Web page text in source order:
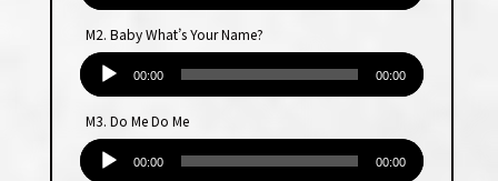
レー
ヤー
M2. Baby What’s Your Name?
レー
ヤー
00:00 00:00
M3. Do Me Do Me
00:00 00:00